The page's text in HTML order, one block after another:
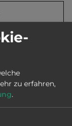
zu erfahren,
.